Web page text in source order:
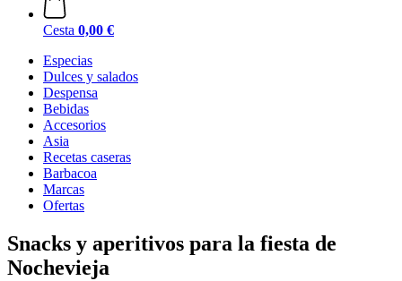
Cesta 0,00 €
Especias
Dulces y salados
Despensa
Bebidas
Accesorios
Asia
Recetas caseras
Barbacoa
Marcas
Ofertas
Snacks y aperitivos para la fiesta de
Nochevieja